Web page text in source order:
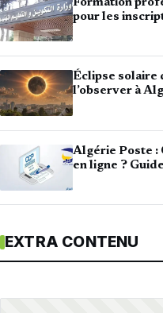
Formation
pour les
Éclipse solaire
l’observer à
Algérie Poste :
en ligne ?
EXTRA CONTENU